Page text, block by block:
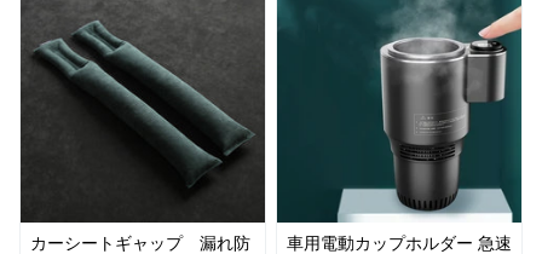
カーシートギャップ 漏れ防
車用電動カップホルダー 急速